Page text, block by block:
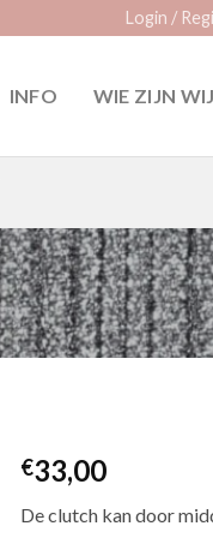
Login /
INFO WIE ZIJN WIJ
€33,00
De clutch kan door